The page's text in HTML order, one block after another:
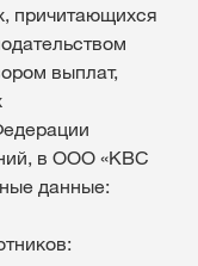
причитающихся
выплат,
в ООО «КВС
данные: